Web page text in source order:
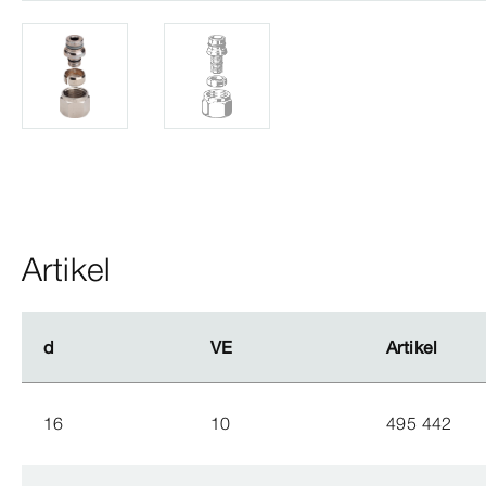
Artikel
d VE Artikel
d VE Artikel
16 10 495 442